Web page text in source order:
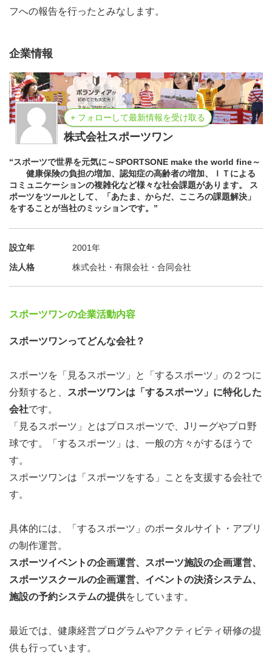
フへの報告を行ったとみなします。
企業情報
+ フォローして最新情報を受け取る
株式会社スポーツワン
“スポーツで世界を元気に～SPORTSONE make the world fine～
健康保険の負担の増加、認知症の高齢者の増加、ＩＴによる
コミュニケーションの複雑化など様々な社会課題があります。 ス
ポーツをツールとして、「あたま、からだ、こころの課題解決」
をすることが当社のミッションです。”
設立年
2001年
法人格
株式会社・有限会社・合同会社
スポーツワンの企業活動内容
スポーツワンってどんな会社？
スポーツを「見るスポーツ」と「するスポーツ」の２つに
分類すると、
スポーツワンは「するスポーツ」に特化した
会社です。
「見るスポーツ」とはプロスポーツで、Jリーグやプロ野
球です。「するスポーツ」は、一般の方々がするほうで
す。
スポーツワンは「スポーツをする」ことを支援する会社で
す。
具体的には、「するスポーツ」のポータルサイト・アプリ
の制作運営。
スポーツイベントの企画運営、スポーツ施設の企画運営、
スポーツスクールの企画運営、イベントの決済システム、
施設の予約システムの提供をしています。
最近では、健康経営プログラムやアクティビティ研修の提
供も行っています。